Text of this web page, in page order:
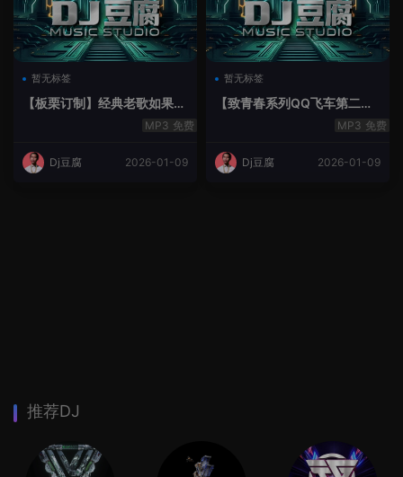
暂无标签
【板栗订制】经典老歌如果最
后不是你House Lak串烧弹免费
Dj豆腐 2026-01-09
暂无标签
【致青春系列QQ飞车第二季
免费
Dj豆腐 2026-01-09
推荐DJ